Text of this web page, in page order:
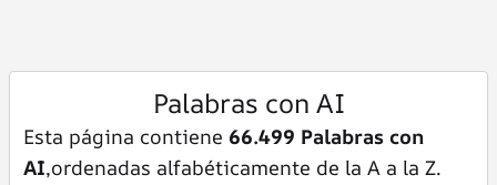
Palabras con AI
Esta página contiene 66.499 Palabras con
AI,ordenadas alfabéticamente de la A a la Z.